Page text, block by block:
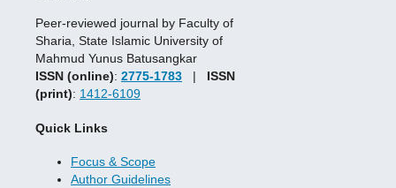
Peer-reviewed journal by Faculty of
Sharia, State Islamic University of
Mahmud Yunus Batusangkar
ISSN (online): 2775-1783 | ISSN
(print): 1412-6109
Quick Links
Focus & Scope
Author Guidelines